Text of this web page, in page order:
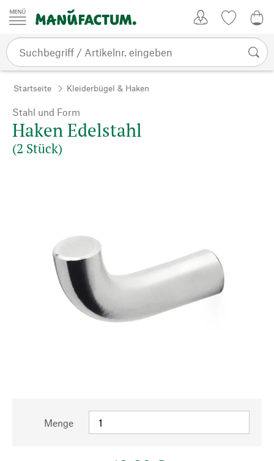
Zum Inhalt springen
Startseite Kleiderbügel & Haken
Stahl und Form
Haken Edelstahl
(2 Stück)
Menge